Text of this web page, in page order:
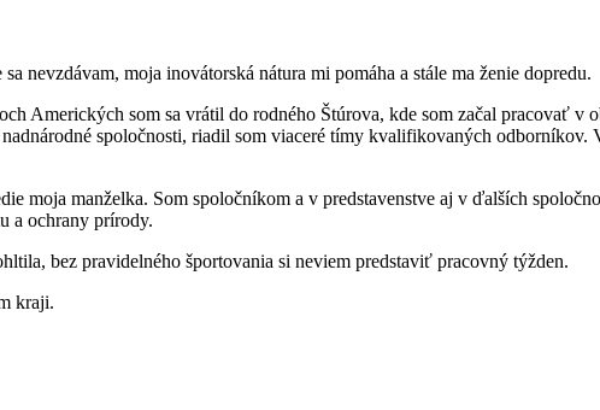
moja inovátorská nátura mi pomáha a stále ma ženie dopredu.
Amerických som sa vrátil do rodného Štúrova, kde som začal pracovať v
spoločnosti, riadil som viaceré tímy kvalifikovaných odborníkov.
manželka. Som spoločníkom a v predstavenstve aj v ďalších
a ochrany prírody.
bez pravidelného športovania si neviem predstaviť pracovný týžden.
kraji.